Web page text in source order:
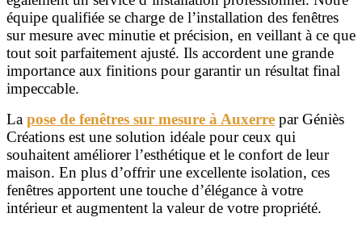
équipe qualifiée se charge de l’installation des fenêtres
sur mesure avec minutie et précision, en veillant à ce que
tout soit parfaitement ajusté. Ils accordent une grande
importance aux finitions pour garantir un résultat final
impeccable.
La pose de fenêtres sur mesure à Auxerre par Géniès
Créations est une solution idéale pour ceux qui
souhaitent améliorer l’esthétique et le confort de leur
maison. En plus d’offrir une excellente isolation, ces
fenêtres apportent une touche d’élégance à votre
intérieur et augmentent la valeur de votre propriété.